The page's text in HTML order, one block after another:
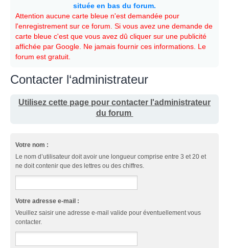
située en bas du forum.
Attention aucune carte bleue n'est demandée pour
l'enregistrement sur ce forum. Si vous avez une demande de
carte bleue c'est que vous avez dû cliquer sur une publicité
affichée par Google. Ne jamais fournir ces informations. Le
forum est gratuit.
Contacter l‘administrateur
Utilisez cette page pour contacter l'administrateur
du forum
Votre nom :
Le nom d’utilisateur doit avoir une longueur comprise entre 3 et 20 et
ne doit contenir que des lettres ou des chiffres.
Votre adresse e-mail :
Veuillez saisir une adresse e-mail valide pour éventuellement vous
contacter.